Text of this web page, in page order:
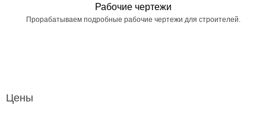
Рабочие чертежи
Прорабатываем подробные рабочие чертежи для строителей.
Цены